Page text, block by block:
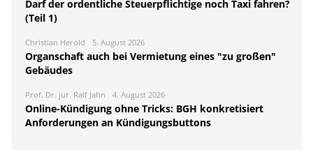
Darf der ordentliche Steuerpflichtige noch Taxi fahren?
(Teil 1)
Christian Herold 5. August 2026
Organschaft auch bei Vermietung eines "zu großen"
Gebäudes
Prof. Dr. jur. Ralf Jahn 4. August 2026
Online-Kündigung ohne Tricks: BGH konkretisiert
Anforderungen an Kündigungsbuttons